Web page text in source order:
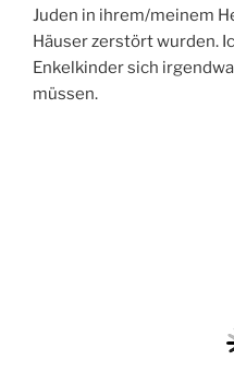
Juden in ihrem/meinem
Häuser zerstört wurden.
Enkelkinder sich
müssen.